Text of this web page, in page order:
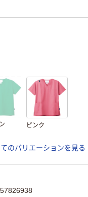
ピンク
のバリエーションを見る